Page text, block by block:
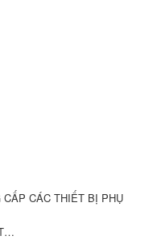
CÁC THIẾT BỊ PHỤ